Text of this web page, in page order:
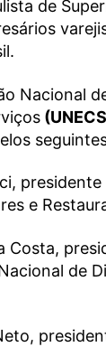
de
Nacional
e
Costa,
de